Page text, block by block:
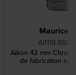
Maurice
AI1118-
Aikon 42 mm
de fabrication